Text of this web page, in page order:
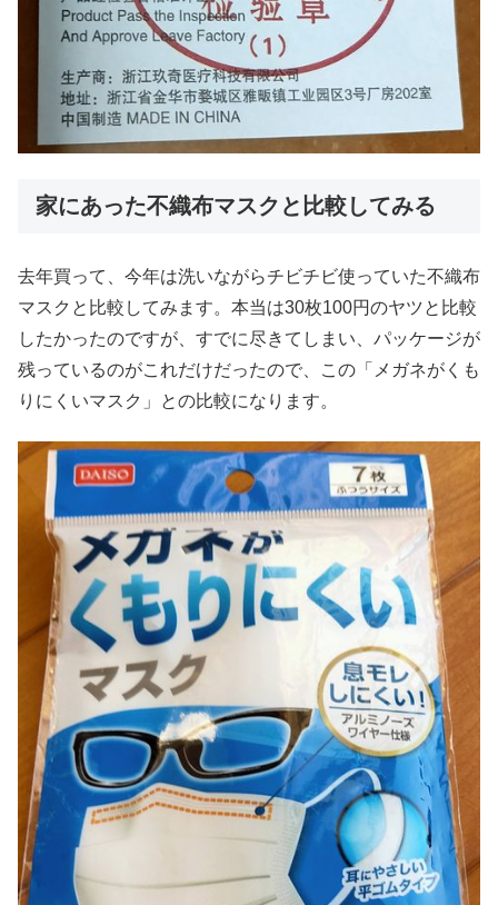
家にあった不織布マスクと比較してみる
去年買って、今年は洗いながらチビチビ使っていた不織布
マスクと比較してみます。本当は30枚100円のヤツと比較
したかったのですが、すでに尽きてしまい、パッケージが
残っているのがこれだけだったので、この「メガネがくも
りにくいマスク」との比較になります。